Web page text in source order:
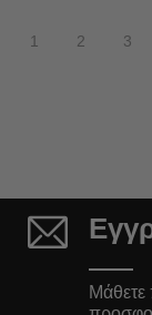
1 2 3
Μάθετε